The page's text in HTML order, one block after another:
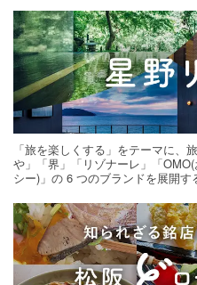
「旅を楽しくする」をテーマに、
や」「界」「リゾナーレ」「
シー)」の 6 つのブランドを展開